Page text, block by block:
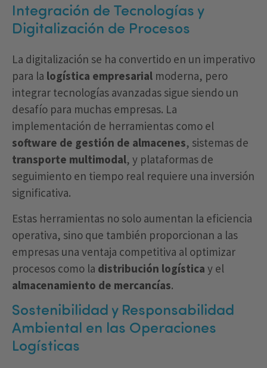
Integración de Tecnologías y
Digitalización de Procesos
La digitalización se ha convertido en un imperativo
para la logística empresarial moderna, pero
integrar tecnologías avanzadas sigue siendo un
desafío para muchas empresas. La
implementación de herramientas como el
software de gestión de almacenes, sistemas de
transporte multimodal, y plataformas de
seguimiento en tiempo real requiere una inversión
significativa.
Estas herramientas no solo aumentan la eficiencia
operativa, sino que también proporcionan a las
empresas una ventaja competitiva al optimizar
procesos como la distribución logística y el
almacenamiento de mercancías.
Sostenibilidad y Responsabilidad
Ambiental en las Operaciones
Logísticas